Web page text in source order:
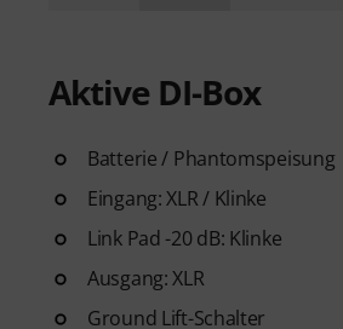
Aktive DI-Box
Batterie / Phantomspeisung
Eingang: XLR / Klinke
Link Pad -20 dB: Klinke
Ausgang: XLR
Ground Lift-Schalter